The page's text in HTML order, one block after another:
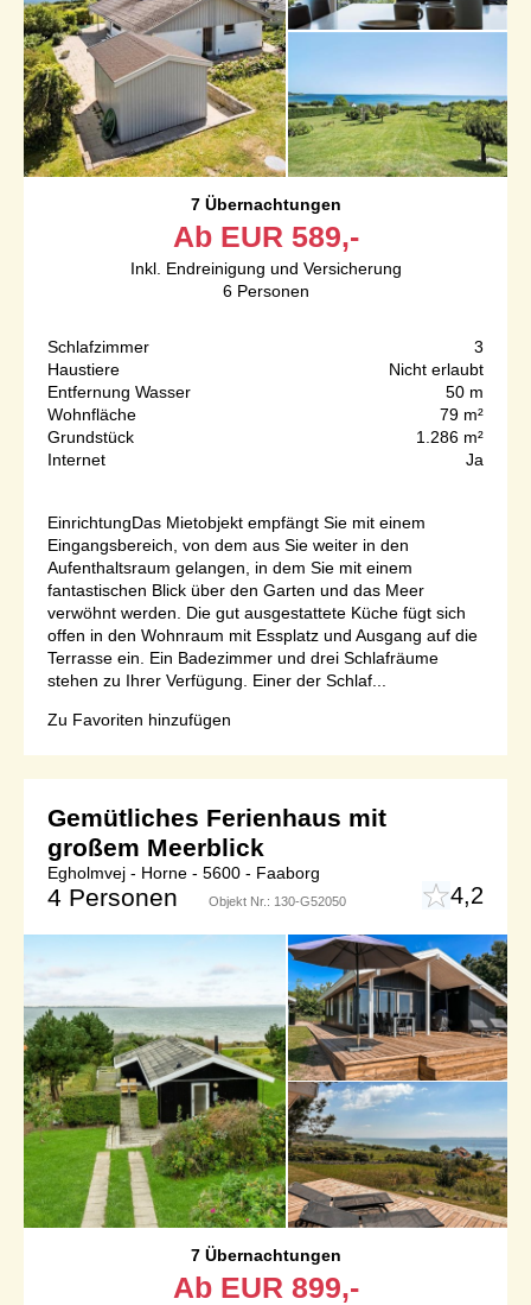
7 Übernachtungen
Ab EUR 589,-
Inkl. Endreinigung und Versicherung
6 Personen
Schlafzimmer
3
Haustiere
Nicht erlaubt
Entfernung Wasser
50 m
Wohnfläche
79 m²
Grundstück
1.286 m²
Internet
Ja
EinrichtungDas Mietobjekt empfängt Sie mit einem
Eingangsbereich, von dem aus Sie weiter in den
Aufenthaltsraum gelangen, in dem Sie mit einem
fantastischen Blick über den Garten und das Meer
verwöhnt werden. Die gut ausgestattete Küche fügt sich
offen in den Wohnraum mit Essplatz und Ausgang auf die
Terrasse ein. Ein Badezimmer und drei Schlafräume
stehen zu Ihrer Verfügung. Einer der Schlaf...
Zu Favoriten hinzufügen
Gemütliches Ferienhaus mit
großem Meerblick
Egholmvej - Horne - 5600 - Faaborg
4 Personen Objekt Nr.: 130-G52050 4,2
7 Übernachtungen
Ab EUR 899,-